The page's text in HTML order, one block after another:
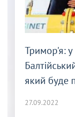
Тримор'я: у
який буде
27.09.2022